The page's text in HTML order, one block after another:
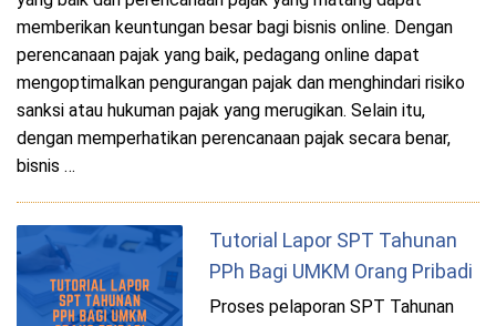
memberikan keuntungan besar bagi bisnis online. Dengan
perencanaan pajak yang baik, pedagang online dapat
mengoptimalkan pengurangan pajak dan menghindari risiko
sanksi atau hukuman pajak yang merugikan. Selain itu,
dengan memperhatikan perencanaan pajak secara benar,
bisnis …
Tutorial Lapor SPT Tahunan
PPh Bagi UMKM Orang Pribadi
Proses pelaporan SPT Tahunan